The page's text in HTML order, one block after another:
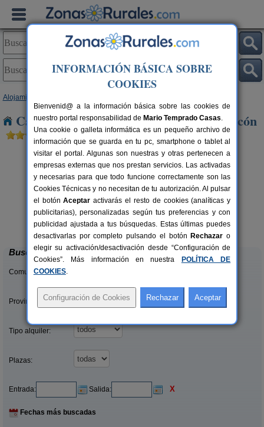
Alojamientos
Casas Rurales cerca de Pozuelo de Alarcón
14 pers.
desde55 €
Las Encarnas
Braojos (Madrid)
Buscar
Comunidades:
Provincias/Islas:
Tipo alquiler:
Plazas:
Entrada: Salida: X
Fechas más buscadas
INFORMACIÓN BÁSICA SOBRE
COOKIES
Bienvenid@ a la información básica sobre las cookies de
nuestro portal responsabilidad de Mario Temprado Casas.
Una cookie o galleta informática es un pequeño archivo de
información que se guarda en tu pc, smartphone o tablet al
visitar el portal. Algunas son nuestras y otras pertenecen a
empresas externas que nos prestan servicios. Las activadas
y necesarias para que todo funcione correctamente son las
Cookies Técnicas y no necesitan de tu autorización. Al pulsar
el botónAceptar activarás el resto de cookies (analíticas y
publicitarias), personalizadas según tus preferencias y con
publicidad ajustada a tus búsquedas. Estas últimas puedes
desactivarlas por completo pulsando el botón Rechazar o
elegir su activación/desactivación desde “Configuración de
Cookies”. Más información en nuestra
POLÍTICA DE
COOKIES.